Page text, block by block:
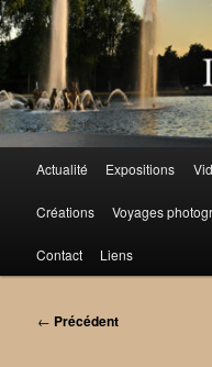
Aller
au
contenu
principal
Actualité Expositions
Créations Voyages
Contact Liens
Navigation
← Précédent